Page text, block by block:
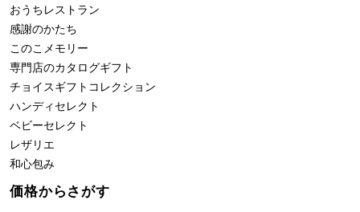
おうちレストラン
感謝のかたち
このこメモリー
専門店のカタログギフト
チョイスギフトコレクション
ハンディセレクト
ベビーセレクト
レザリエ
和心包み
価格からさがす